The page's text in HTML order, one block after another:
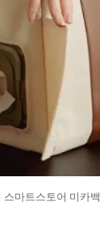
스마트스토어 미카백